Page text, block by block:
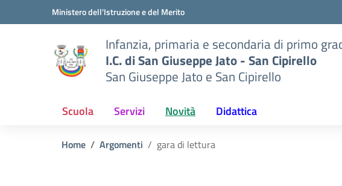
Vai ai contenuti
Vai al menu di navigazioneMinistero dell'Istruzione e del Merito
Infanzia, primaria e secondaria di primo
I.C. di San Giuseppe Jato - San Cipirello
San Giuseppe Jato e San Cipirello
Scuola Servizi Novità Didattica
Home Argomenti gara di lettura